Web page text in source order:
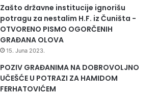
Zašto državne institucije ignorišu
potragu za nestalim H.F. iz Čuništa -
OTVORENO PISMO OGORČENIH
GRAĐANA OLOVA
15. Juna 2023.
POZIV GRAĐANIMA NA DOBROVOLJNO
UČEŠĆE U POTRAZI ZA HAMIDOM
FERHATOVIĆEM